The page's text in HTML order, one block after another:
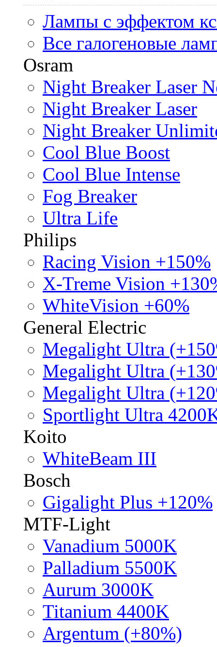
Лампы с эффектом
Все галогеновые
Osram
Night Breaker Laser
Night Breaker Laser
Night Breaker
Cool Blue Boost
Cool Blue Intense
Fog Breaker
Ultra Life
Philips
Racing Vision +150%
X-Treme Vision
WhiteVision +60%
General Electric
Megalight Ultra
Megalight Ultra
Megalight Ultra
Sportlight Ultra
Koito
WhiteBeam III
Bosch
Gigalight Plus +120%
MTF-Light
Vanadium 5000K
Palladium 5500K
Aurum 3000K
Titanium 4400K
Argentum (+80%)